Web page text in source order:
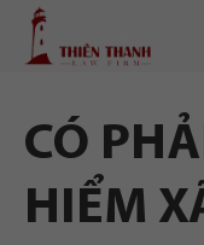
Chuyển
Trang
chủ
CÓ
HIỂM